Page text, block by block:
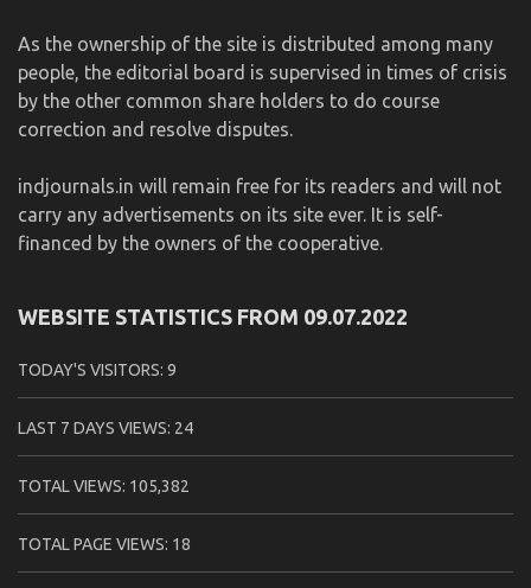
As the ownership of the site is distributed among many
people, the editorial board is supervised in times of crisis
by the other common share holders to do course
correction and resolve disputes.
indjournals.in will remain free for its readers and will not
carry any advertisements on its site ever. It is self-
financed by the owners of the cooperative.
WEBSITE STATISTICS FROM 09.07.2022
TODAY'S VISITORS: 9
LAST 7 DAYS VIEWS: 24
TOTAL VIEWS: 105,382
TOTAL PAGE VIEWS: 18